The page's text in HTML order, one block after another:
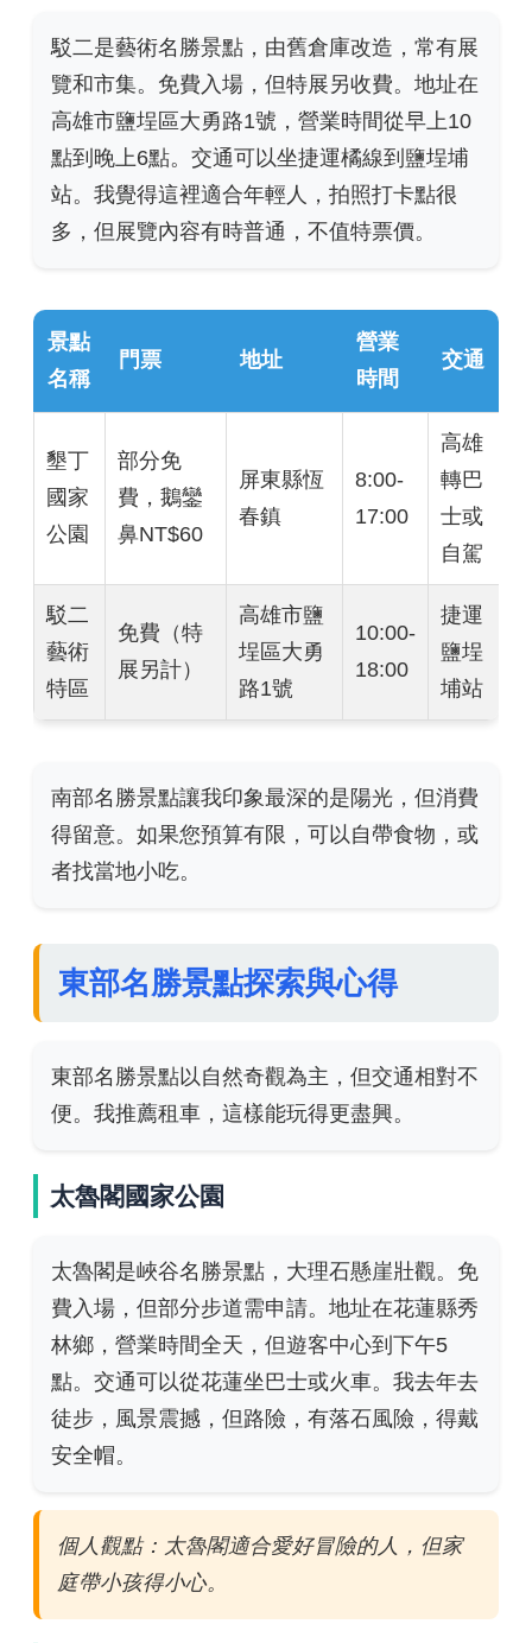
駁二是藝術名勝景點，由舊倉庫改造，常有展
覽和市集。免費入場，但特展另收費。地址在
高雄市鹽埕區大勇路1號，營業時間從早上10
點到晚上6點。交通可以坐捷運橘線到鹽埕埔
站。我覺得這裡適合年輕人，拍照打卡點很
多，但展覽內容有時普通，不值特票價。
景點
名稱
門票 地址
營業
時間
交通
墾丁
國家
公園
部分免
費，鵝鑾
鼻NT$60
屏東縣恆
春鎮
8:00-
17:00
高雄
轉巴
士或
自駕
駁二
藝術
特區
免費（特
展另計）
高雄市鹽
埕區大勇
路1號
10:00-
18:00
捷運
鹽埕
埔站
南部名勝景點讓我印象最深的是陽光，但消費
得留意。如果您預算有限，可以自帶食物，或
者找當地小吃。
東部名勝景點探索與心得
東部名勝景點以自然奇觀為主，但交通相對不
便。我推薦租車，這樣能玩得更盡興。
太魯閣國家公園
太魯閣是峽谷名勝景點，大理石懸崖壯觀。免
費入場，但部分步道需申請。地址在花蓮縣秀
林鄉，營業時間全天，但遊客中心到下午5
點。交通可以從花蓮坐巴士或火車。我去年去
徒步，風景震撼，但路險，有落石風險，得戴
安全帽。
個人觀點：太魯閣適合愛好冒險的人，但家
庭帶小孩得小心。